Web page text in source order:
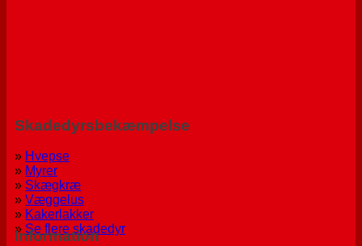
Skadedyrsbekæmpelse
» Hvepse
» Myrer
» Skægkræ
» Væggelus
» Kakerlakker
» Se flere skadedyr
Information